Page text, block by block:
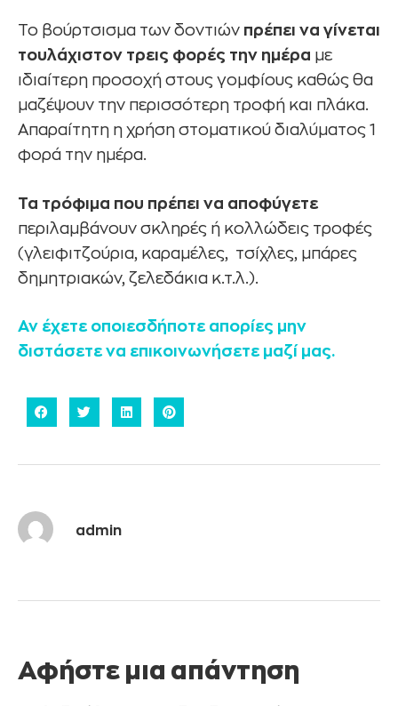
Το βούρτσισμα των δοντιών πρέπει να γίνεται
τουλάχιστον τρεις φορές την ημέρα με
ιδιαίτερη προσοχή στους γομφίους καθώς θα
μαζέψουν την περισσότερη τροφή και πλάκα.
Απαραίτητη η χρήση στοματικού διαλύματος 1
φορά την ημέρα.
Τα τρόφιμα που πρέπει να αποφύγετε
περιλαμβάνουν σκληρές ή κολλώδεις τροφές
(γλειφιτζούρια, καραμέλες, τσίχλες, μπάρες
δημητριακών, ζελεδάκια κ.τ.λ.).
Αν έχετε οποιεσδήποτε απορίες μην
διστάσετε να επικοινωνήσετε μαζί μας.
admin
Αφήστε μια απάντηση